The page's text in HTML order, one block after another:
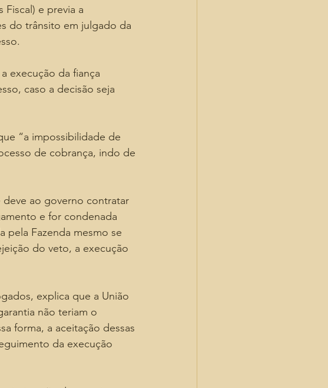
e previa a
do trânsito em julgado da
execução da fiança
caso a decisão seja
“a impossibilidade de
de cobrança, indo de
ao governo contratar
e for condenada
pela Fazenda mesmo se
do veto, a execução
explica que a União
não teriam o
forma, a aceitação dessas
da execução